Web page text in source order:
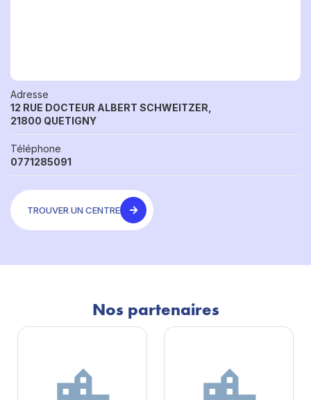
Adresse
12 RUE DOCTEUR ALBERT SCHWEITZER,
21800 QUETIGNY
Téléphone
0771285091
TROUVER UN CENTRE
Nos partenaires